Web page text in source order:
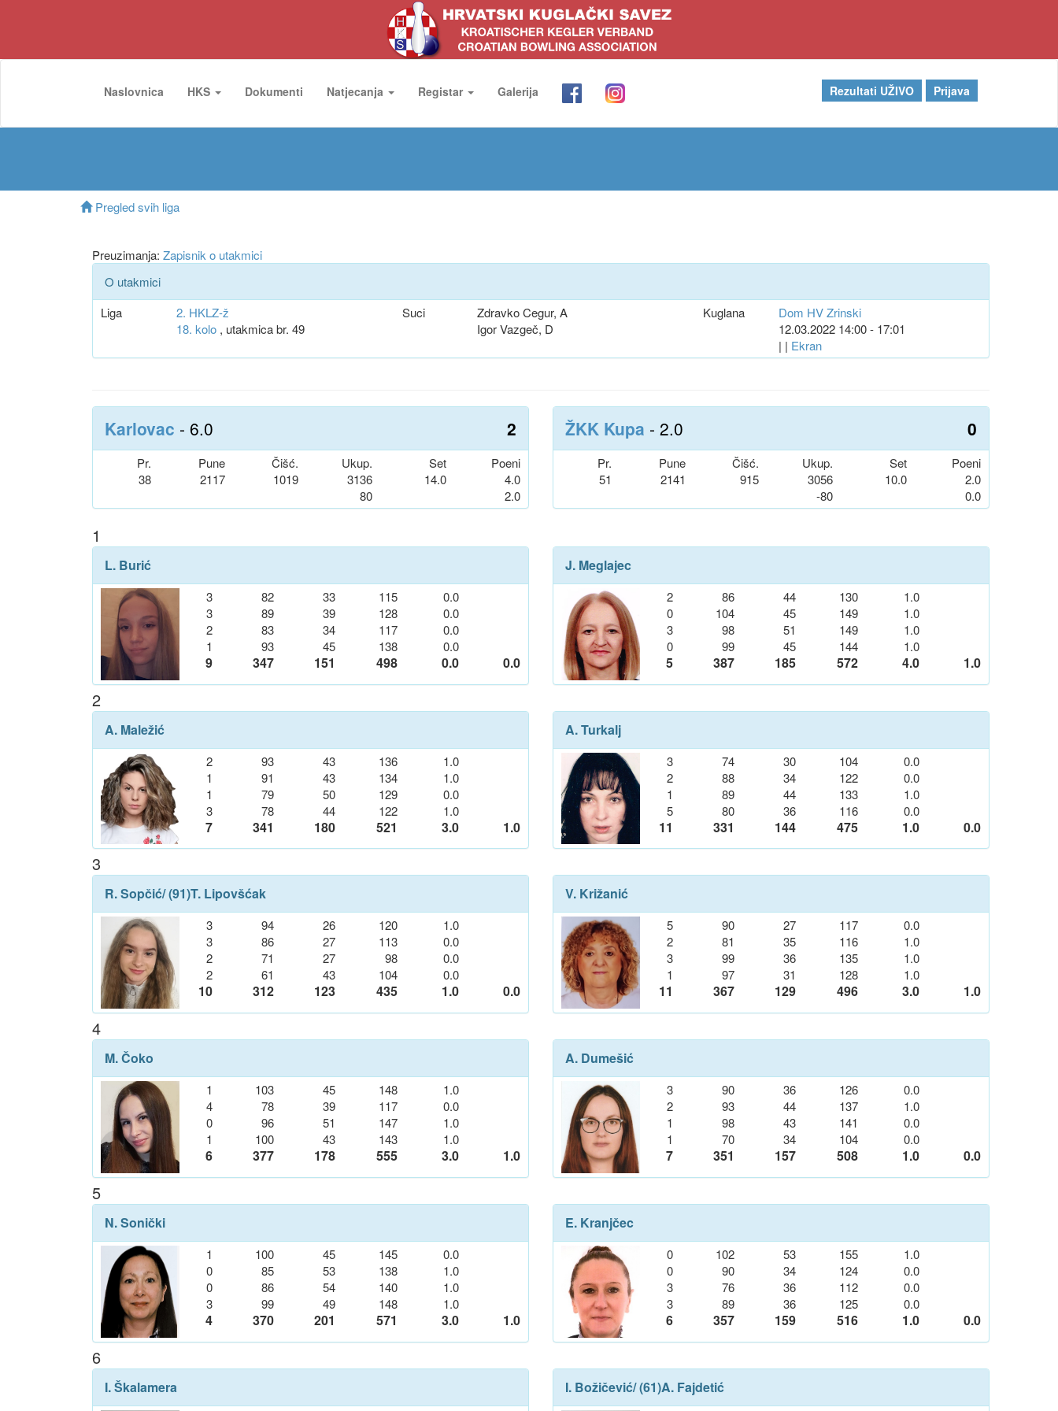
Naslovnica HKS Dokumenti Natjecanja Registar Galerija Rezultati UŽIVO Prijava
Pregled svih liga
Preuzimanja: Zapisnik o utakmici
O utakmici
Liga
2. HKLZ-ž
18. kolo, utakmica br. 49
Suci
Zdravko Cegur, A
Igor Vazgeč, D
Kuglana
Dom HV Zrinski
12.03.2022 14:00 - 17:01
| | Ekran
Karlovac - 6.0 2
Pr. Pune Čišć. Ukup. Set
Poeni
38
2117 1019
3136
80
14.0
4.0
2.0
ŽKK Kupa - 2.0 0
Pr. Pune Čišć. Ukup. Set
Poeni
51
2141 915
3056
-80
10.0
2.0
0.0
1
L. Burić
3 82 33 115
0.0
3
89 39 128
0.0
2
83 34 117
0.0
1
93 45 138 0.0
9 347 151 498 0.0 0.0
J. Meglajec
2 86 44 130
1.0
0
104 45 149
1.0
3
98 51 149
1.0
0
99 45 144 1.0
5 387 185 572 4.0 1.0
2
A. Maležić
2 93 43 136
1.0
1
91 43 134
1.0
1
79 50 129
0.0
3
78 44 122 1.0
7 341 180 521 3.0 1.0
A. Turkalj
3 74 30 104
0.0
2
88 34 122
0.0
1
89 44 133
1.0
5
80 36 116 0.0
11 331 144 475 1.0 0.0
3
R. Sopčić/ (91)T. Lipovšćak
3 94 26 120
1.0
3
86 27 113
0.0
2
71 27 98
0.0
2
61 43 104 0.0
10 312 123 435 1.0 0.0
V. Križanić
5 90 27 117
0.0
2
81 35 116
1.0
3
99 36 135
1.0
1
97 31 128 1.0
11 367 129 496 3.0 1.0
4
M. Čoko
1 103 45 148
1.0
4
78 39 117
0.0
0
96 51 147
1.0
1
100 43 143 1.0
6 377 178 555 3.0 1.0
A. Dumešić
3 90 36 126
0.0
2
93 44 137
1.0
1
98 43 141
0.0
1
70 34 104 0.0
7 351 157 508 1.0 0.0
5
N. Sonički
1 100 45 145
0.0
0
85 53 138
1.0
0
86 54 140
1.0
3
99 49 148 1.0
4 370 201 571 3.0 1.0
E. Kranjčec
0 102 53 155
1.0
0
90 34 124
0.0
3
76 36 112
0.0
3
89 36 125 0.0
6 357 159 516 1.0 0.0
6
I. Škalamera I. Božičević/ (61)A. Fajdetić